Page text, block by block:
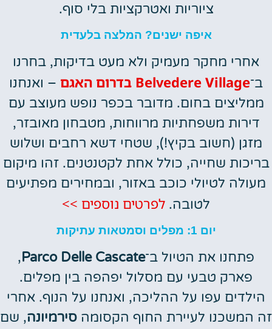
ציוריות ואטרקציות בלי סוף.
איפה ישנים? המלצה בלעדית
אחרי מחקר מעמיק ולא מעט בדיקות, בחרנו
ב־Belvedere Village בדרום האגם
– ואנחנו
ממליצים בחום. מדובר בכפר נופש מעוצב עם
דירות משפחתיות מרווחות, מטבחון מאובזר,
מזגן (חשוב בקיץ!), שטחי דשא רחבים ושלוש
בריכות שחייה, כולל אחת לקטנטנים. זהו מיקום
מעולה לטיולי כוכב באזור, ובמחירים מפתיעים
לטובה. לפרטים נוספים >>
יום 1: מפלים וסמטאות עתיקות
פתחנו את הטיול ב־Parco Delle Cascate
,
פארק טבעי עם מסלול יפהפה בין מפלים.
הילדים עפו על ההליכה, ואנחנו על הנוף. אחרי
זה המשכנו לעיירת החוף הקסומה סירמיונה, שם